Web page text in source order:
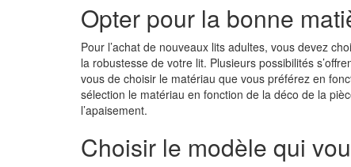
Opter pour la bonne
Pour l’achat de nouveaux lits adultes, vous devez
la robustesse de votre lit. Plusieurs possibilités
vous de choisir le matériau que vous préférez en
sélection le matériau en fonction de la déco de la
l’apaisement.
Choisir le modèle qui